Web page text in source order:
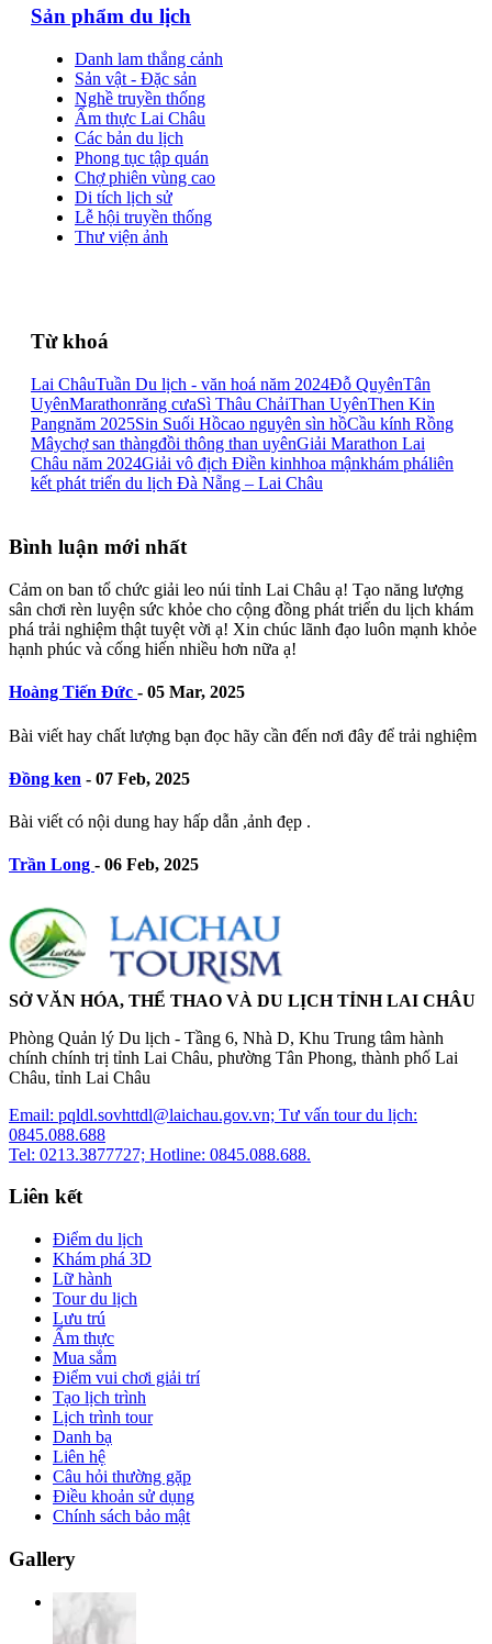
Sản phẩm du lịch
Danh lam thắng cảnh
Sản vật - Đặc sản
Nghề truyền thống
Ẩm thực Lai Châu
Các bản du lịch
Phong tục tập quán
Chợ phiên vùng cao
Di tích lịch sử
Lễ hội truyền thống
Thư viện ảnh
Từ khoá
Lai ChâuTuần Du lịch - văn hoá năm 2024Đỗ QuyênTân
UyênMarathonrăng cưaSì Thâu ChảiThan UyênThen Kin
Pangnăm 2025Sin Suối Hồcao nguyên sìn hồCầu kính Rồng
Mâychợ san thàngđồi thông than uyênGiải Marathon Lai
Châu năm 2024Giải vô địch Điền kinhhoa mậnkhám pháliên
kết phát triển du lịch Đà Nẵng – Lai Châu
Bình luận mới nhất
Cảm on ban tổ chức giải leo núi tỉnh Lai Châu ạ! Tạo năng lượng
sân chơi rèn luyện sức khỏe cho cộng đồng phát triển du lịch khám
phá trải nghiệm thật tuyệt vời ạ! Xin chúc lãnh đạo luôn mạnh khỏe
hạnh phúc và cống hiến nhiều hơn nữa ạ!
Hoàng Tiến Đức - 05 Mar, 2025
Bài viết hay chất lượng bạn đọc hãy cần đến nơi đây để trải nghiệm
Đồng ken - 07 Feb, 2025
Bài viết có nội dung hay hấp dẫn ,ảnh đẹp .
Trần Long - 06 Feb, 2025
SỞ VĂN HÓA, THỂ THAO VÀ DU LỊCH TỈNH LAI CHÂU
Phòng Quản lý Du lịch - Tầng 6, Nhà D, Khu Trung tâm hành
chính chính trị tỉnh Lai Châu, phường Tân Phong, thành phố Lai
Châu, tỉnh Lai Châu
Email: pqldl.sovhttdl@laichau.gov.vn; Tư vấn tour du lịch:
0845.088.688
Tel: 0213.3877727; Hotline: 0845.088.688.
Liên kết
Điểm du lịch
Khám phá 3D
Lữ hành
Tour du lịch
Lưu trú
Ẩm thực
Mua sắm
Điểm vui chơi giải trí
Tạo lịch trình
Lịch trình tour
Danh bạ
Liên hệ
Câu hỏi thường gặp
Điều khoản sử dụng
Chính sách bảo mật
Gallery